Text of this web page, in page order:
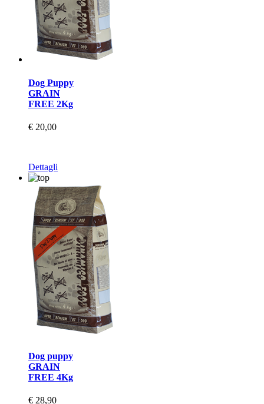
Dog Puppy
GRAIN
FREE 2Kg
€ 20,00
Dettagli
Dog puppy
GRAIN
FREE 4Kg
€ 28,90